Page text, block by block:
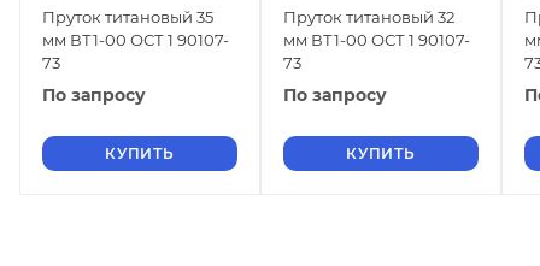
Пруток титановый 35
мм ВТ1-00 ОСТ 1 90107-
73
По запросу
КУПИТЬ
Пруток титановый 32
мм ВТ1-00 ОСТ 1 90107-
73
По запросу
КУПИТЬ